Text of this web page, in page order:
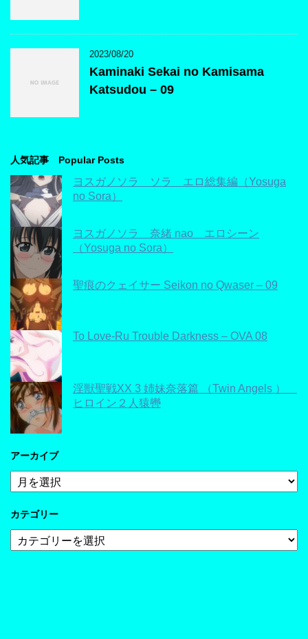
2023/08/20
Kaminaki Sekai no Kamisama
Katsudou – 09
人気記事 Popular Posts
ヨスガノソラ ソラ エロ総集編（Yosuga
no Sora）
ヨスガノソラ 奈緒 nao エロシーン
（Yosuga no Sora）
聖痕のクェイサー Seikon no Qwaser – 09
To Love-Ru Trouble Darkness – OVA 08
淫獣聖戦XX 3 姉妹奈落篇 （Twin Angels ）
ヒロイン２人猿轡
アーカイブ
ア
ー
イ
カテゴリー
テ